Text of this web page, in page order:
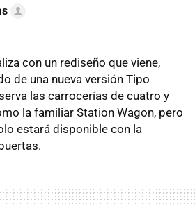
con un rediseño que viene,
de una nueva versión Tipo
las carrocerías de cuatro y
la familiar Station Wagon, pero
estará disponible con la